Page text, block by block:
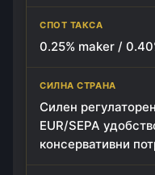
0.25% maker /
Силен
EUR/SEPA
консервативни